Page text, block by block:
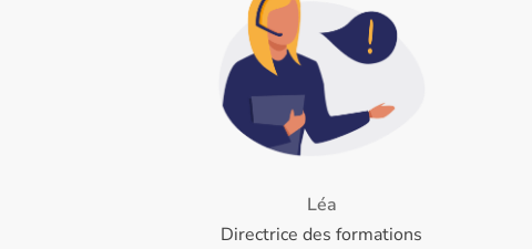
Léa
Directrice des formations